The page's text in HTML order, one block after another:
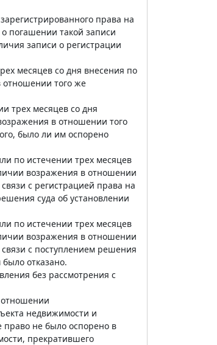
права на
погашении такой записи
записи о регистрации
месяцев со дня внесения по
отношении того же
трех месяцев со дня
в отношении того
было ли им оспорено
по истечении трех месяцев
возражения в отношении
с регистрацией права на
суда об установлении
по истечении трех месяцев
возражения в отношении
с поступлением решения
отказано.
без рассмотрения с
недвижимости и
право не было оспорено в
прекратившего